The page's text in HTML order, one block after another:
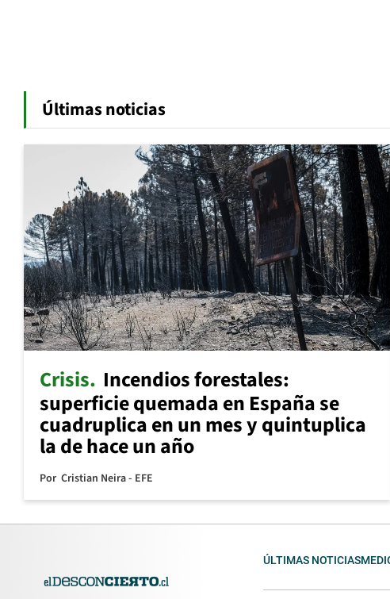
Últimas noticias
Crisis Incendios forestales:
superficie quemada en España se
cuadruplica en un mes y quintuplica
la de hace un año
Por Cristian Neira - EFE
ÚLTIMAS NOTICIAS